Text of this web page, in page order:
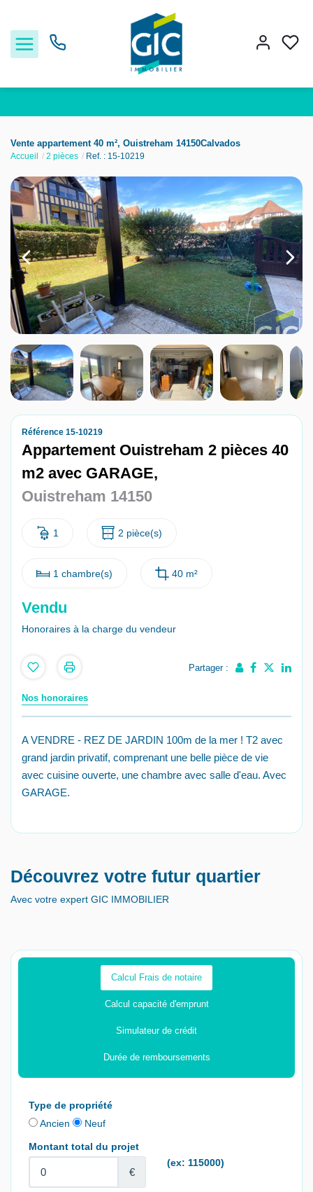
Acheter
Louer
Estimer
Nos services
Nos agences
Nous contacter
Nous rejoindre
Vente appartement 40 m², Ouistreham 14150Calvados
Accueil 2 pièces Ref. : 15-10219
Référence 15-10219
Appartement Ouistreham 2 pièces 40
m2 avec GARAGE,
Ouistreham 14150
1 2 pièce(s)
1 chambre(s) 40 m²
Vendu
Honoraires à la charge du vendeur
Partager :
Nos honoraires
A VENDRE - REZ DE JARDIN 100m de la mer ! T2 avec
grand jardin privatif, comprenant une belle pièce de vie
avec cuisine ouverte, une chambre avec salle d'eau. Avec
GARAGE.
Découvrez votre futur quartier
Avec votre expert GIC IMMOBILIER
Calcul Frais de notaire
Calcul capacité d'emprunt
Simulateur de crédit
Durée de remboursements